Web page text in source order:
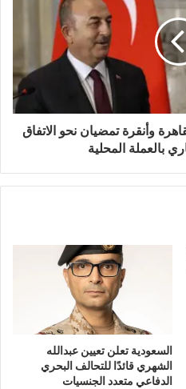
وأنقرة تمضيان نحو الاتفاق
بالعملة المحلية
السعودية تعلن تعيين عبدالله
الشهري قائدًا للتحالف البحري
الدفاعي متعدد الجنسيات